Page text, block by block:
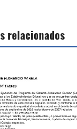
relacionados